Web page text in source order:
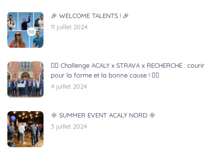
🎉 WELCOME TALENTS ! 🎉
11 juillet 2024
🏃‍♂️ Challenge ACALY x STRAVA x RECHERCHE : courir
pour la forme et la bonne cause ! 🏃‍♀️
4 juillet 2024
🌞 SUMMER EVENT ACALY NORD 🌞
3 juillet 2024